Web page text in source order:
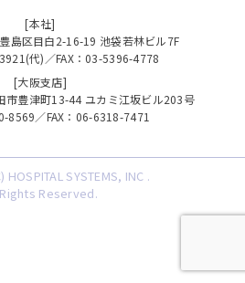
[本社]
島区目白2-16-19 池袋若林ビル7F
代)／FAX：03-5396-4778
[大阪支店]
市豊津町13-44 ユカミ江坂ビル203号
8569／FAX：06-6318-7471
SYSTEMS, INC .
Reserved.